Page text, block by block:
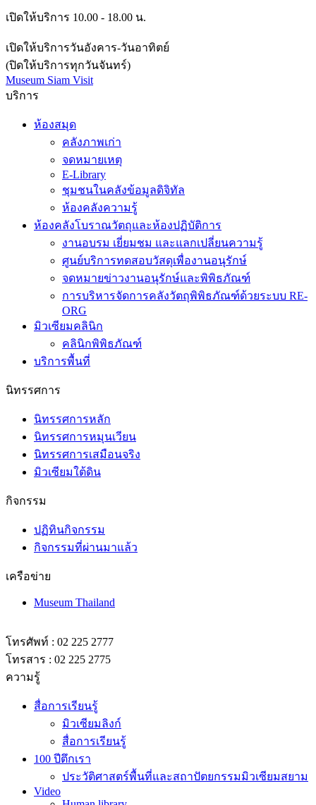
เปิดให้บริการ 10.00 - 18.00 น.
เปิดให้บริการวันอังคาร-วันอาทิตย์
(ปิดให้บริการทุกวันจันทร์)
Museum Siam Visit
บริการ
ห้องสมุด
คลังภาพเก่า
จดหมายเหตุ
E-Library
ชุมชนในคลังข้อมูลดิจิทัล
ห้องคลังความรู้
ห้องคลังโบราณวัตถุและห้องปฏิบัติการ
งานอบรม เยี่ยมชม และแลกเปลี่ยนความรู้
ศูนย์บริการทดสอบวัสดุเพื่องานอนุรักษ์
จดหมายข่าวงานอนุรักษ์และพิพิธภัณฑ์
การบริหารจัดการคลังวัตถุพิพิธภัณฑ์ด้วยระบบ RE-
ORG
มิวเซียมคลินิก
คลินิกพิพิธภัณฑ์
บริการพื้นที่
นิทรรศการ
นิทรรศการหลัก
นิทรรศการหมุนเวียน
นิทรรศการเสมือนจริง
มิวเซียมใต้ดิน
กิจกรรม
ปฏิทินกิจกรรม
กิจกรรมที่ผ่านมาแล้ว
เครือข่าย
Museum Thailand
โทรศัพท์ : 02 225 2777
โทรสาร : 02 225 2775
ความรู้
สื่อการเรียนรู้
มิวเซียมลิงก์
สื่อการเรียนรู้
100 ปีตึกเรา
ประวัติศาสตร์พื้นที่และสถาปัตยกรรมมิวเซียมสยาม
Video